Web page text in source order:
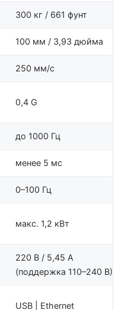
300 кг / 661 фунт
100 мм / 3,93 дюйма
250 мм/с
0,4 G
до 1000 Гц
менее 5 мс
0–100 Гц
макс. 1,2 кВт
220 В / 5,45 А
(поддержка 110–240 В)
USB | Ethernet